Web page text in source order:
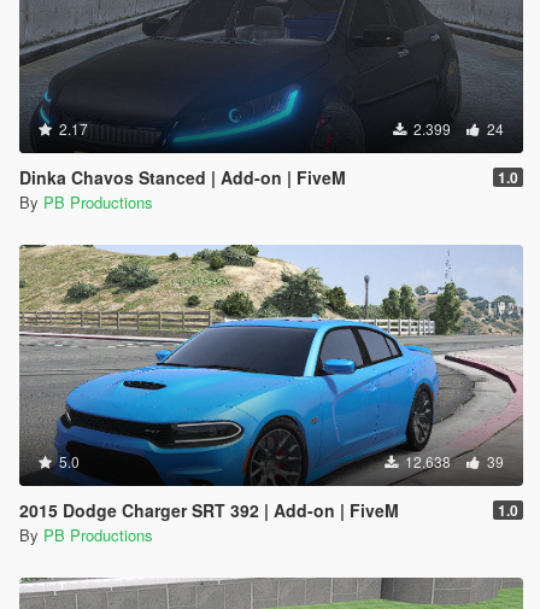
2.17 2.399 24
Dinka Chavos Stanced | Add-on | FiveM 1.0
By PB Productions
5.0 12.638 39
2015 Dodge Charger SRT 392 | Add-on | FiveM 1.0
By PB Productions